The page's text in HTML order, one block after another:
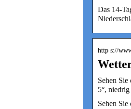
Das 14-
http s://
Sehen
5°, niedrig
Sehen